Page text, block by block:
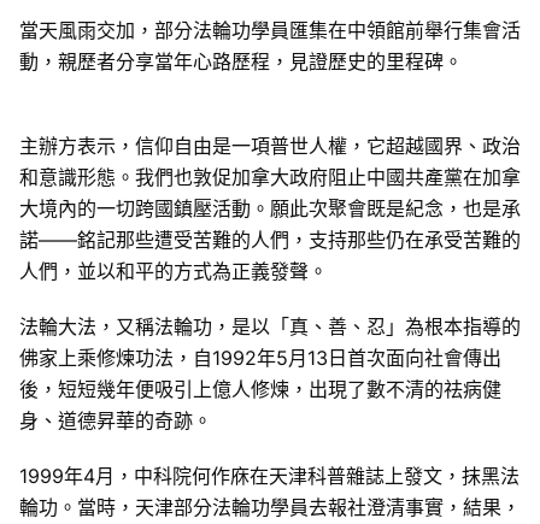
當天風雨交加，部分法輪功學員匯集在中領館前舉行集會活
動，親歷者分享當年心路歷程，見證歷史的里程碑。
主辦方表示，信仰自由是一項普世人權，它超越國界、政治
和意識形態。我們也敦促加拿大政府阻止中國共產黨在加拿
大境內的一切跨國鎮壓活動。願此次聚會既是紀念，也是承
諾——銘記那些遭受苦難的人們，支持那些仍在承受苦難的
人們，並以和平的方式為正義發聲。
法輪大法，又稱法輪功，是以「真、善、忍」為根本指導的
佛家上乘修煉功法，自1992年5月13日首次面向社會傳出
後，短短幾年便吸引上億人修煉，出現了數不清的祛病健
身、道德昇華的奇跡。
1999年4月，中科院何作庥在天津科普雜誌上發文，抹黑法
輪功。當時，天津部分法輪功學員去報社澄清事實，結果，